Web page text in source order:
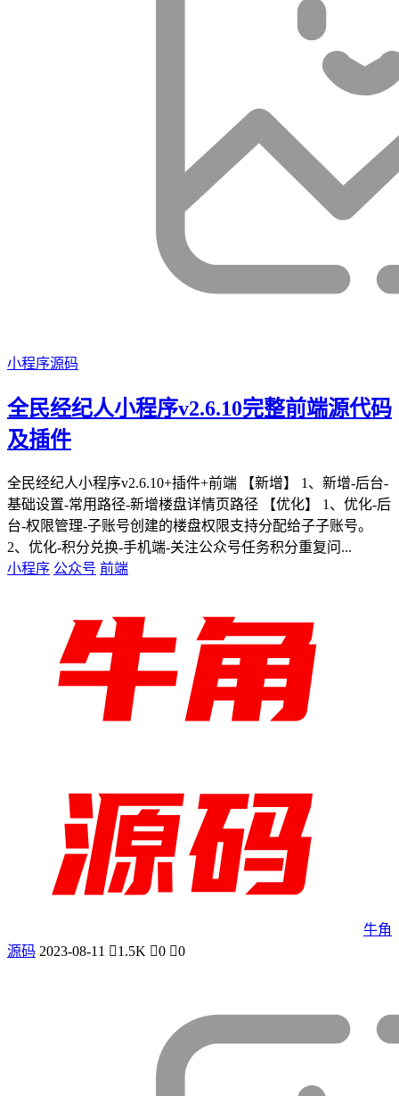
小程序源码
全民经纪人小程序v2.6.10完整前端源代码
及插件
全民经纪人小程序v2.6.10+插件+前端 【新增】 1、新增-后台-
基础设置-常用路径-新增楼盘详情页路径 【优化】 1、优化-后
台-权限管理-子账号创建的楼盘权限支持分配给子子账号。
2、优化-积分兑换-手机端-关注公众号任务积分重复问...
小程序 公众号 前端
牛角
源码 2023-08-11 1.5K 0 0